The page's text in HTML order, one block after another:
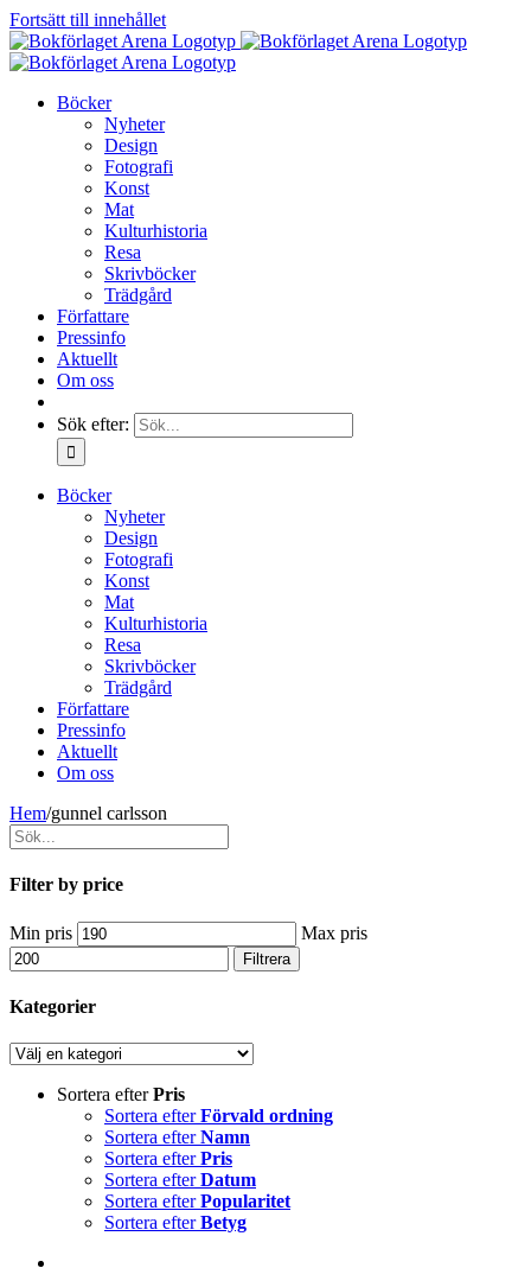
Fortsätt till innehållet
Böcker
Nyheter
Design
Fotografi
Konst
Mat
Kulturhistoria
Resa
Skrivböcker
Trädgård
Författare
Pressinfo
Aktuellt
Om oss
Sök efter:
Böcker
Nyheter
Design
Fotografi
Konst
Mat
Kulturhistoria
Resa
Skrivböcker
Trädgård
Författare
Pressinfo
Aktuellt
Om oss
Hem/gunnel carlsson
Filter by price
Min pris Max pris
Filtrera
Kategorier
Sortera efterPris
Sortera efterFörvald ordning
Sortera efterNamn
Sortera efterPris
Sortera efterDatum
Sortera efterPopularitet
Sortera efterBetyg